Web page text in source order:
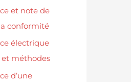
et note de
conformité
électrique
méthodes
d’une